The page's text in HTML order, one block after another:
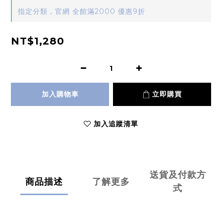
指定分類，官網 全館滿2000 優惠9折
NT$1,280
加入購物車 立即購買
加入追蹤清單
商品描述 了解更多
送貨及付款方
式